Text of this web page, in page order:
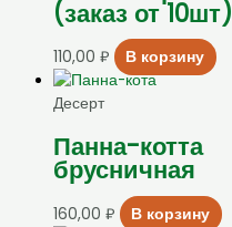
(заказ от 10шт)
110,00 ₽ В корзину
Десерт
Панна-котта
брусничная
160,00 ₽ В корзину